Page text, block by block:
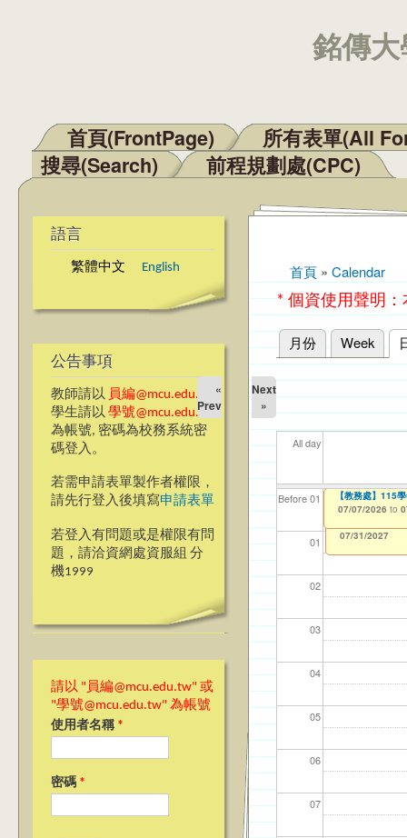
銘傳
主選單
首頁(FrontPage)
所有表單(All
搜尋(Search)
前程規劃處(CPC)
語言
繁體中文 English
公告事項
教師請以 員編@mcu.edu.tw
學生請以 學號@mcu.edu.tw
為帳號, 密碼為校務系統密
碼登入。
若需申請表單製作者權限，
請先行登入後填寫申請表單
若登入有問題或是權限有問
題，請洽資網處資服組 分
機1999
請以 "員編@mcu.edu.tw" 或
"學號@mcu.edu.tw" 為帳號
使用者名稱 *
密碼 *
您在這裡
首頁 » Calendar
* 個資使用聲明
主要索引標籤
月份 Week
«
Prev
Next
»
All day
Before 01
01
02
03
04
05
06
07
【資網處】
整合系統～表單
12/31/2027
【財務處】工讀
11/12/2021 to
【財務處】漏打
錄
07/31/2027
114
04/
【學
07/
商品
11/
教務
11/
【教學暨學習資
06/23/2026 to
【教務處】115
07/07/2026 to